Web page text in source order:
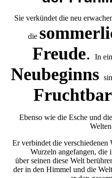
Sie verkündet die neu
die
Freude. In
Neubeginns
Ebenso wie die Esche und
Er verbindet die verschiedenen
Wurzeln angefangen, die
über seinen diese Welt
der in den Himmel und die